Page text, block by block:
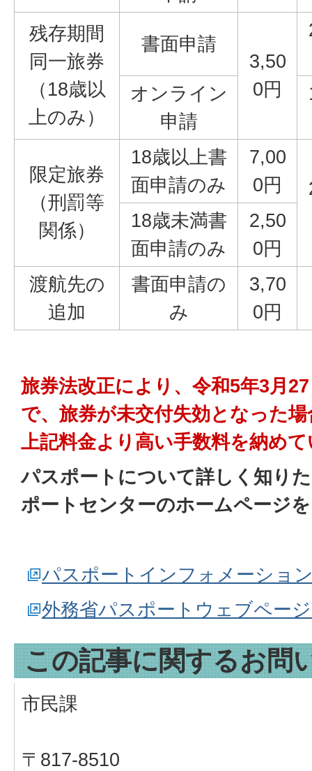
残存期間
同一旅券
（18歳以
上のみ）
書面申請
3,50
0円
オンライン
申請
限定旅券
（刑罰等
関係）
18歳以上書
面申請のみ
7,00
0円
18歳未満書
面申請のみ
2,50
0円
渡航先の
追加
書面申請の
み
3,70
0円
旅券法改正により、令和5年3月
で、旅券が未交付失効となった
上記料金より高い手数料を納め
パスポートについて詳しく知り
ポートセンターのホームページ
パスポートインフォメーショ
外務省パスポートウェブペー
この記事に関するお問
市民課
〒817-8510